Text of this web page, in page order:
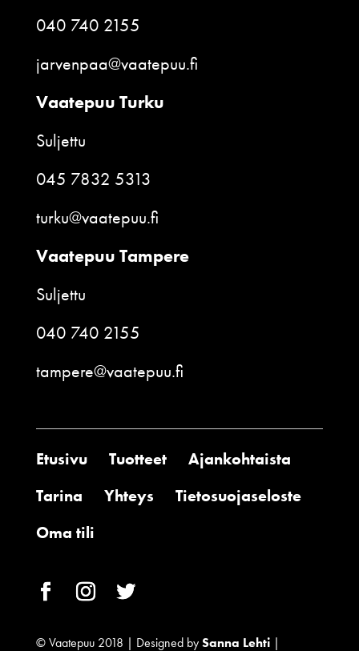
040 740 2155
jarvenpaa@vaatepuu.fi
Vaatepuu Turku
Suljettu
045 7832 5313
turku@vaatepuu.fi
Vaatepuu Tampere
Suljettu
040 740 2155
tampere@vaatepuu.fi
Etusivu Tuotteet
Ajankohtaista
Tarina
Yhteys
Tietosuojaseloste
Oma tili
© Vaatepuu 2018 | Designed bySanna Lehti|